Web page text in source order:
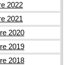
2022
2021
2020
2019
2018